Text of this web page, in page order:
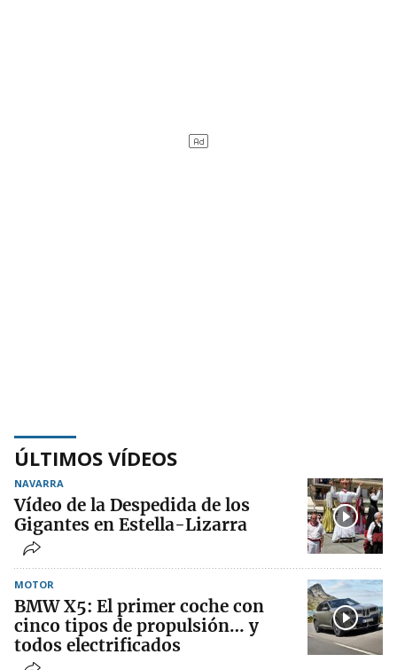
ÚLTIMOS VÍDEOS
NAVARRA
Vídeo de la Despedida de los
Gigantes en Estella-Lizarra
MOTOR
BMW X5: El primer coche con
cinco tipos de propulsión… y
todos electrificados